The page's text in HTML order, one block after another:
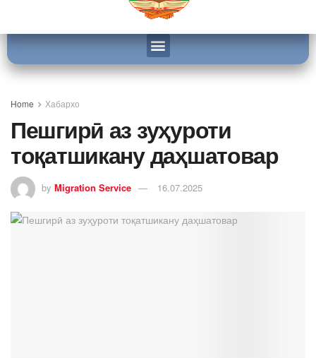
Home Хабархо
Пешгирӣ аз зуҳуроти
тоқатшикану даҳшатовар
by Migration Service 16.07.2025